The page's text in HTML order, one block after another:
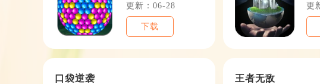
更新：06-28
下载
更
口袋逆袭 王者无敌